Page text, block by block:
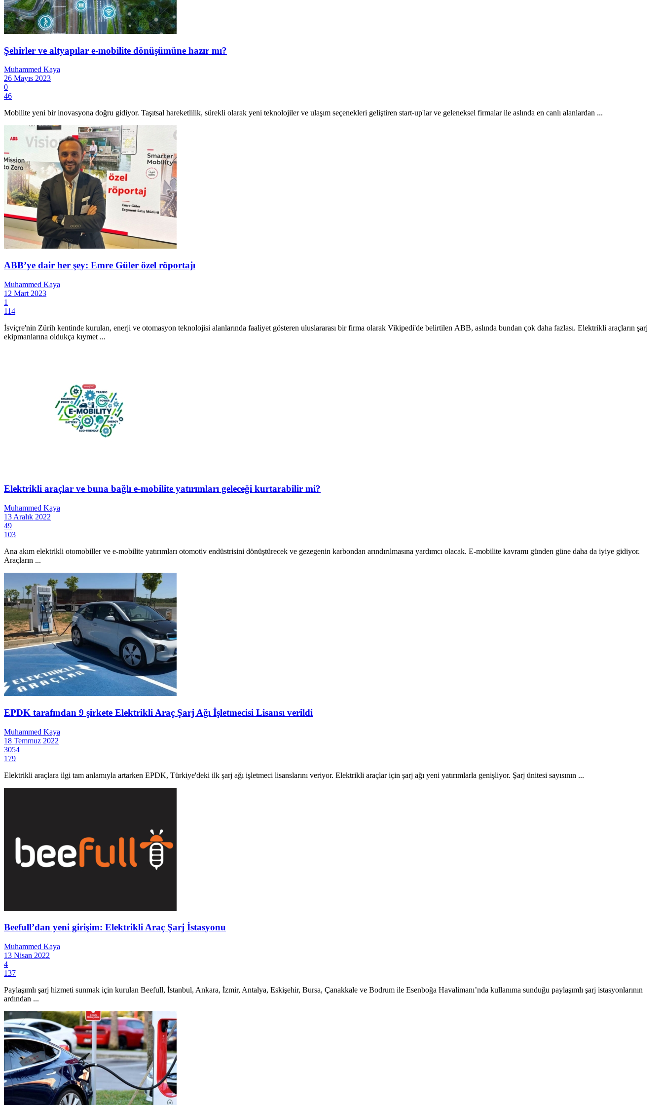
Şehirler ve altyapılar e-mobilite dönüşümüne hazır mı?
Muhammed Kaya
26 Mayıs 2023
0
46
Mobilite yeni bir inovasyona doğru gidiyor. Taşıtsal hareketlilik, sürekli olarak yeni teknolojiler ve ulaşım seçenekleri geliştiren start-up'lar ve geleneksel firmalar ile aslında en canlı alanlardan ...
ABB’ye dair her şey: Emre Güler özel röportajı
Muhammed Kaya
12 Mart 2023
1
114
İsviçre'nin Zürih kentinde kurulan, enerji ve otomasyon teknolojisi alanlarında faaliyet gösteren uluslararası bir firma olarak Vikipedi'de belirtilen ABB, aslında bundan çok daha fazlası. Elektrikli araçların şarj
ekipmanlarına oldukça kıymet ...
Elektrikli araçlar ve buna bağlı e-mobilite yatırımları geleceği kurtarabilir mi?
Muhammed Kaya
13 Aralık 2022
49
103
Ana akım elektrikli otomobiller ve e-mobilite yatırımları otomotiv endüstrisini dönüştürecek ve gezegenin karbondan arındırılmasına yardımcı olacak. E-mobilite kavramı günden güne daha da iyiye gidiyor.
Araçların ...
EPDK tarafından 9 şirkete Elektrikli Araç Şarj Ağı İşletmecisi Lisansı verildi
Muhammed Kaya
18 Temmuz 2022
3054
179
Elektrikli araçlara ilgi tam anlamıyla artarken EPDK, Türkiye'deki ilk şarj ağı işletmeci lisanslarını veriyor. Elektrikli araçlar için şarj ağı yeni yatırımlarla genişliyor. Şarj ünitesi sayısının ...
Beefull’dan yeni girişim: Elektrikli Araç Şarj İstasyonu
Muhammed Kaya
13 Nisan 2022
4
137
Paylaşımlı şarj hizmeti sunmak için kurulan Beefull, İstanbul, Ankara, İzmir, Antalya, Eskişehir, Bursa, Çanakkale ve Bodrum ile Esenboğa Havalimanı’nda kullanıma sunduğu paylaşımlı şarj istasyonlarının
ardından ...